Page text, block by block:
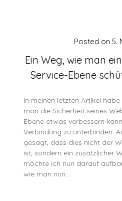
Ein Weg, wie man
Service-Ebene
Posted on 5.
In meinen letzten Artikel
man die Sicherheit seines
Ebene etwas verbessern
Verbindung zu unterbinden.
gesagt, dass dies nicht der
ist, sondern ein zusätzlicher
möchte ich nun darauf
wie man nun…